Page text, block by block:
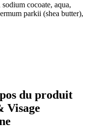
cocoate, aqua,
parkii (shea butter),
du produit
Visage